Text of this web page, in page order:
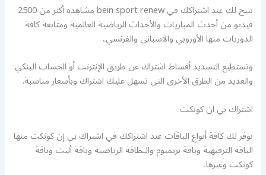
نتيح لك عند اشتراكك في bein sport renew مشاهده أكثر من 2500
فيديو من أحدث المباريات والأحداث الرياضية العالمية ومتابعة كافة
الدوريات منها الأوروبي والاسباني والفرنسي،
وتستطيع التسديد أقساط اشتراك عن طريق الإنترنت أو الحساب البنكي
والعديد من الطرق الأخرى التي تسهل عليك اشتراك وبأسعار مناسبة.
اشتراك بي ان كونكت
نوفر لك كافة أنواع الباقات عند اشتراكك في اشتراك بي إن كونكت منها
الباقة الترفيهية وباقة بريميوم والبطاقة الرياضية وباقة أليت وباقة
كونكت وغيرها،